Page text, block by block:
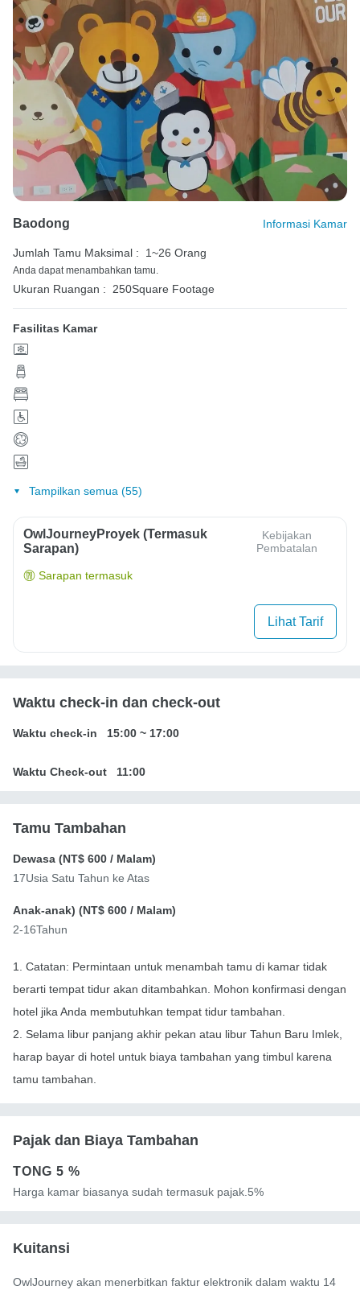
Baodong Informasi Kamar
Jumlah Tamu Maksimal : 1~26 Orang
Anda dapat menambahkan tamu.
Ukuran Ruangan : 250Square Footage
Fasilitas Kamar
Tampilkan semua (55)
OwlJourneyProyek (Termasuk
Sarapan)
Kebijakan
Pembatalan
Sarapan termasuk
Lihat Tarif
Waktu check-in dan check-out
Waktu check-in 15:00 ~ 17:00
Waktu Check-out 11:00
Tamu Tambahan
Dewasa (NT$ 600 / Malam)
17Usia Satu Tahun ke Atas
Anak-anak) (NT$ 600 / Malam)
2-16Tahun
1. Catatan: Permintaan untuk menambah tamu di kamar tidak
berarti tempat tidur akan ditambahkan. Mohon konfirmasi dengan
hotel jika Anda membutuhkan tempat tidur tambahan.
2. Selama libur panjang akhir pekan atau libur Tahun Baru Imlek,
harap bayar di hotel untuk biaya tambahan yang timbul karena
tamu tambahan.
Pajak dan Biaya Tambahan
TONG 5 %
Harga kamar biasanya sudah termasuk pajak.5%
Kuitansi
OwlJourney akan menerbitkan faktur elektronik dalam waktu 14